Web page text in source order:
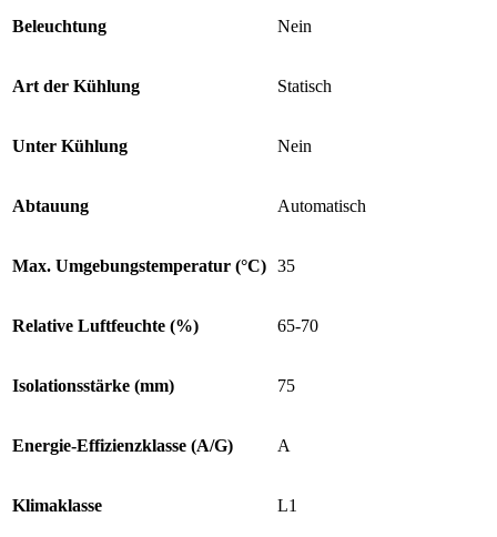
Beleuchtung Nein
Art der Kühlung Statisch
Unter Kühlung Nein
Abtauung Automatisch
Max. Umgebungstemperatur (°C) 35
Relative Luftfeuchte (%) 65-70
Isolationsstärke (mm) 75
Energie-Effizienzklasse (A/G) A
Klimaklasse L1